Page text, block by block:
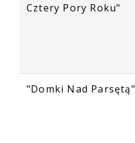
Cztery Pory Roku"
"Domki Nad Parsętą"